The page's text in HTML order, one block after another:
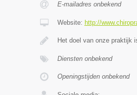
E-mailadres onbekend
Website: http://
Het doel van onze praktijk
Diensten onbekend
Openingstijden onbekend